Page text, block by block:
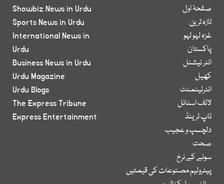
صفحۂ اول
تازہ ترین
غزہ لہو لہو
پاکستان
انٹر نیشنل
کھیل
انٹرٹینمنٹ
لائف اسٹائل
ٹاپ ٹرینڈ
دلچسپ و عجیب
صحت
سونے کے نرخ
پیٹرولیم مصنوعات کی قیمتیں
Showbiz News in Urdu
Sports News in Urdu
International News in
Urdu
Business News in Urdu
Urdu Magazine
Urdu Blogs
The Express Tribune
Express Entertainment